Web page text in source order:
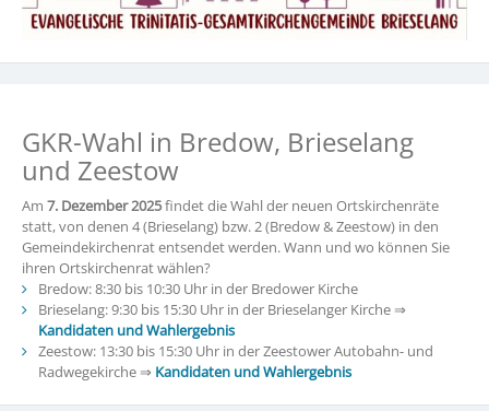
GKR-Wahl in Bredow, Brieselang
und Zeestow
Am 7. Dezember 2025findet die Wahl der neuen Ortskirchenräte
statt, von denen 4 (Brieselang) bzw. 2 (Bredow & Zeestow) in den
Gemeindekirchenrat entsendet werden. Wann und wo können Sie
ihren Ortskirchenrat wählen?
Bredow: 8:30 bis 10:30 Uhr in der Bredower Kirche
Brieselang: 9:30 bis 15:30 Uhr in der Brieselanger Kirche ⇒
Kandidaten und Wahlergebnis
Zeestow: 13:30 bis 15:30 Uhr in der Zeestower Autobahn- und
Radwegekirche ⇒ Kandidaten und Wahlergebnis